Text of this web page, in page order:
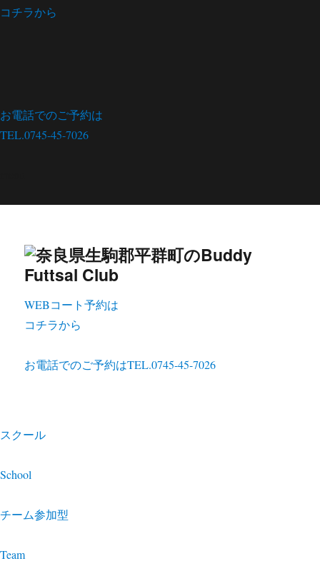
コチラから
お電話でのご予約は
TEL.0745-45-7026
WEBコート予約は
コチラから
お電話でのご予約はTEL.0745-45-7026
スクール
School
チーム参加型
Team